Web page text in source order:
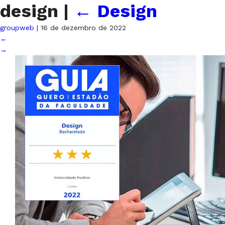
design | ← Design
groupweb | 16 de dezembro de 2022
←
→